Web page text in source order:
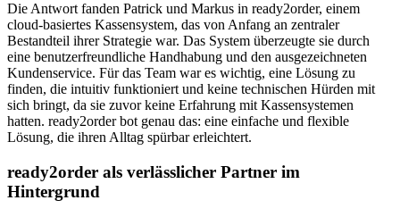
Die Antwort fanden Patrick und Markus in ready2order, einem
cloud-basiertes Kassensystem, das von Anfang an zentraler
Bestandteil ihrer Strategie war. Das System überzeugte sie durch
eine benutzerfreundliche Handhabung und den ausgezeichneten
Kundenservice. Für das Team war es wichtig, eine Lösung zu
finden, die intuitiv funktioniert und keine technischen Hürden mit
sich bringt, da sie zuvor keine Erfahrung mit Kassensystemen
hatten. ready2order bot genau das: eine einfache und flexible
Lösung, die ihren Alltag spürbar erleichtert.
ready2order als verlässlicher Partner im
Hintergrund